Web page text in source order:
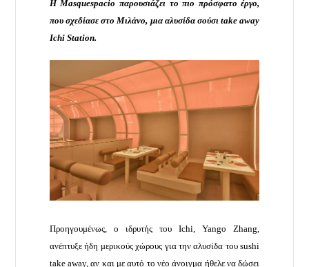
Η Masquespacio παρουσιάζει το πιο πρόσφατο έργο,
που σχεδίασε στο Μιλάνο, μια αλυσίδα σούσι take away
Ichi Station.
Προηγουμένως, ο ιδρυτής του Ichi, Yango Zhang,
ανέπτυξε ήδη μερικούς χώρους για την αλυσίδα του sushi
take away, αν και με αυτό το νέο άνοιγμα ήθελε να δώσει